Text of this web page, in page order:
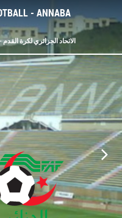
- ANNABA
FÉDÉRATION ALGÉRIENNE DE FOOTBALL - الاتحاد الجزائري لكرة القدم